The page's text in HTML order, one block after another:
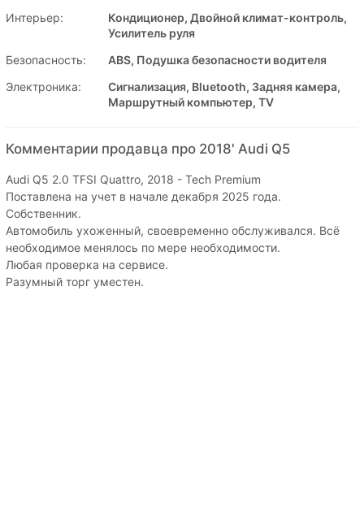
Интерьер:
Кондиционер, Двойной климат-контроль,
Усилитель руля
Безопасность:
ABS, Подушка безопасности водителя
Электроника:
Сигнализация, Bluetooth, Задняя камера,
Маршрутный компьютер, TV
Комментарии продавца про 2018' Audi Q5
Audi Q5 2.0 TFSI Quattro, 2018 - Tech Premium
Поставлена на учет в начале декабря 2025 года.
Собственник.
Автомобиль ухоженный, своевременно обслуживался. Всё
необходимое менялось по мере необходимости.
Любая проверка на сервисе.
Разумный торг уместен.